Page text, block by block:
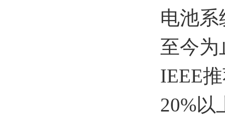
电池
至今为
IEEE
20%以